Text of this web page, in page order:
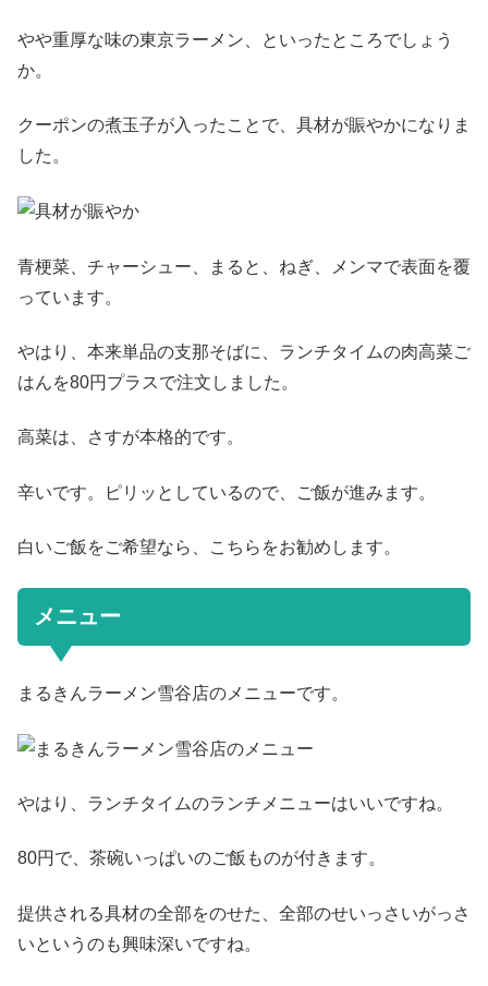
やや重厚な味の東京ラーメン、といったところでしょう
か。
クーポンの煮玉子が入ったことで、具材が賑やかになりま
した。
青梗菜、チャーシュー、まると、ねぎ、メンマで表面を覆
っています。
やはり、本来単品の支那そばに、ランチタイムの肉高菜ご
はんを80円プラスで注文しました。
高菜は、さすが本格的です。
辛いです。ピリッとしているので、ご飯が進みます。
白いご飯をご希望なら、こちらをお勧めします。
メニュー
まるきんラーメン雪谷店のメニューです。
やはり、ランチタイムのランチメニューはいいですね。
80円で、茶碗いっぱいのご飯ものが付きます。
提供される具材の全部をのせた、全部のせいっさいがっさ
いというのも興味深いですね。